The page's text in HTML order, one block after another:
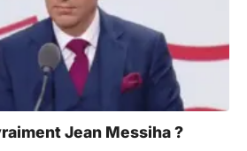
Jean Messiha ?